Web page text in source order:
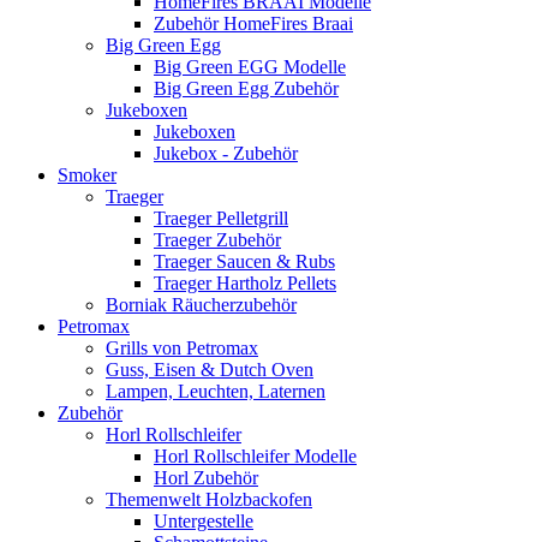
Zubehör HomeFires Braai
Big Green Egg
Big Green EGG Modelle
Big Green Egg Zubehör
Jukeboxen
Jukeboxen
Jukebox - Zubehör
Smoker
Traeger
Traeger Pelletgrill
Traeger Zubehör
Traeger Saucen & Rubs
Traeger Hartholz Pellets
Borniak Räucherzubehör
Petromax
Grills von Petromax
Guss, Eisen & Dutch Oven
Lampen, Leuchten, Laternen
Zubehör
Horl Rollschleifer
Horl Rollschleifer Modelle
Horl Zubehör
Themenwelt Holzbackofen
Untergestelle